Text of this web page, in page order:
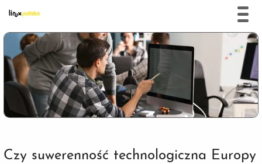
Czy suwerenność technologiczna Europy